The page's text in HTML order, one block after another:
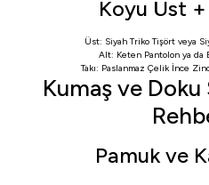
Koyu Üst
Üst: Siyah Triko Tişörtveya
Alt: Keten Pantolon ya da
Takı: Paslanmaz Çelik İnce
Kumaş ve Doku
Pamuk ve